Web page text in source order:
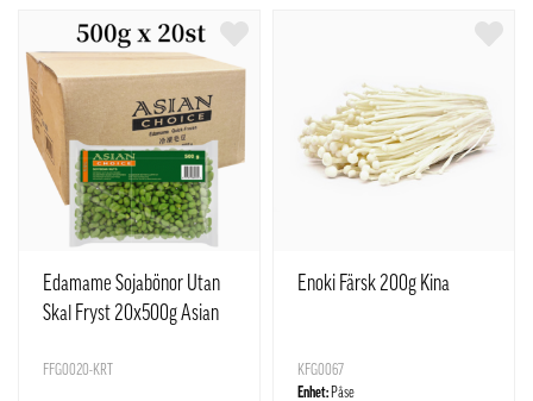
Edamame Sojabönor Utan
Skal Fryst 20x500g Asian
FFG0020-KRT
Enoki Färsk 200g Kina
KFG0067
Enhet: Påse